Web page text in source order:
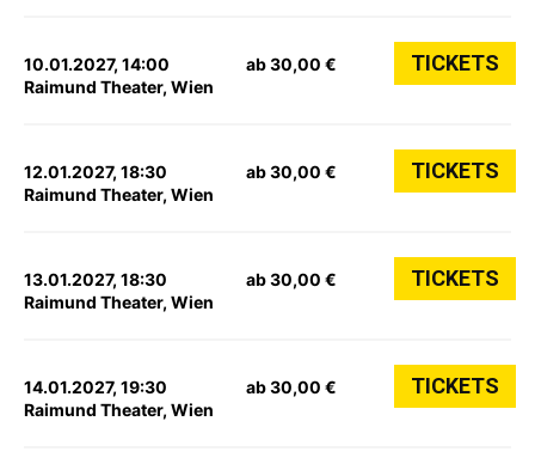
10.01.2027, 14:00
Raimund Theater, Wien
ab 30,00 € TICKETS
12.01.2027, 18:30
Raimund Theater, Wien
ab 30,00 € TICKETS
13.01.2027, 18:30
Raimund Theater, Wien
ab 30,00 € TICKETS
14.01.2027, 19:30
Raimund Theater, Wien
ab 30,00 € TICKETS